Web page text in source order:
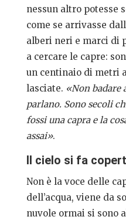
nessun altro potesse
come se arrivasse
alberi neri e marci di
a cercare le capre:
un centinaio di metri
lasciate. «Non badare
parlano. Sono secoli
fossi una capra e la
assai».
Il cielo si fa
Non è la voce delle
dell’acqua, viene da
nuvole ormai si sono